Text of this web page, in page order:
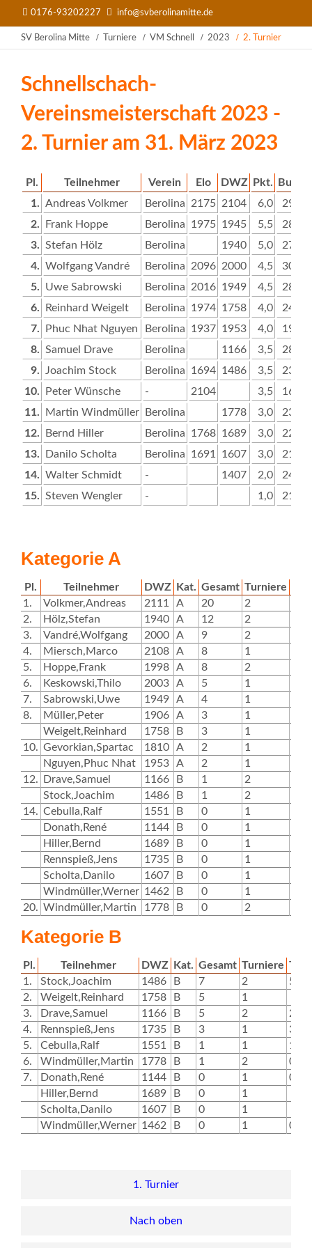
0176-93202227 info@svberolinamitte.de
SV Berolina Mitte Turniere VM Schnell 2023 2. Turnier
Schnellschach-
Vereinsmeisterschaft 2023 -
2. Turnier am 31. März 2023
Pl. Teilnehmer Verein Elo DWZ Pkt.
Buch
1. Andreas Volkmer Berolina 2175 2104 6,0
29,5
2.
Frank Hoppe Berolina 1975 1945 5,5 28,0
3. Stefan Hölz Berolina 1940 5,0
27,5
4. Wolfgang Vandré Berolina 2096 2000 4,5 30,5
5.
Uwe Sabrowski Berolina 2016 1949 4,5
28,5
6.
Reinhard Weigelt Berolina 1974 1758 4,0
24,5
7.
Phuc Nhat Nguyen Berolina 1937 1953 4,0 19,5
8. Samuel Drave Berolina 1166 3,5
28,0
9.
Joachim Stock Berolina 1694 1486 3,5
23,0
10.
Peter Wünsche - 2104 3,5 16,5
11.
Martin Windmüller Berolina 1778 3,0 23,5
12.
Bernd Hiller Berolina 1768 1689 3,0
22,5
13.
Danilo Scholta Berolina 1691 1607 3,0
21,0
14. Walter Schmidt - 1407 2,0
24,5
15. Steven Wengler - 1,0 21,0
Kategorie A
Pl. Teilnehmer DWZ Kat. Gesamt Turniere
1.
Volkmer,Andreas 2111 A 20 2
2.
Hölz,Stefan 1940 A 12 2
3.
Vandré,Wolfgang 2000 A 9 2
4.
Miersch,Marco 2108 A 8 1
5.
Hoppe,Frank 1998 A 8 2
6.
Keskowski,Thilo 2003 A 5 1
7.
Sabrowski,Uwe 1949 A 4 1
8.
Müller,Peter 1906 A 3 1
Weigelt,Reinhard
1758 B 3 1
10. Gevorkian,Spartac 1810 A 2 1
Nguyen,Phuc Nhat
1953 A 2 1
12.
Drave,Samuel 1166 B 1 2
Stock,Joachim
1486 B 1 2
14. Cebulla,Ralf 1551 B 0 1
Donath,René
1144 B 0 1
Hiller,Bernd
1689 B 0 1
Rennspieß,Jens
1735 B 0 1
Scholta,Danilo
1607 B 0 1
Windmüller,Werner 1462 B 0 1
20. Windmüller,Martin 1778 B 0 2
Kategorie B
Pl. Teilnehmer DWZ Kat. Gesamt Turniere T1
1.
Stock,Joachim 1486 B 7 2 5
2.
Weigelt,Reinhard 1758 B 5 1
3.
Drave,Samuel 1166 B 5 2 2
4.
Rennspieß,Jens 1735 B 3 1
3
5.
Cebulla,Ralf 1551 B 1 1
1
6.
Windmüller,Martin 1778 B 1 2 0
7.
Donath,René 1144 B 0 1
0
Hiller,Bernd
1689 B 0 1
Scholta,Danilo
1607 B 0 1
Windmüller,Werner 1462 B 0 1 0
1. Turnier
Nach oben